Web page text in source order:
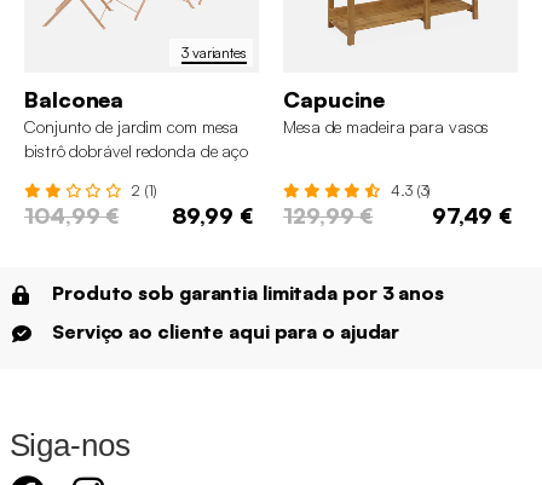
3 variantes
Balconea
Conjunto de jardim com mesa
bistrô dobrável redonda de aço
2 (1)
104,99 € 89,99 €
Capucine
Mesa de madeira para vasos
4.3 (3)
129,99 € 97,49 €
Produto sob garantia limitada por 3 anos
Serviço ao cliente aqui para o ajudar
Siga-nos